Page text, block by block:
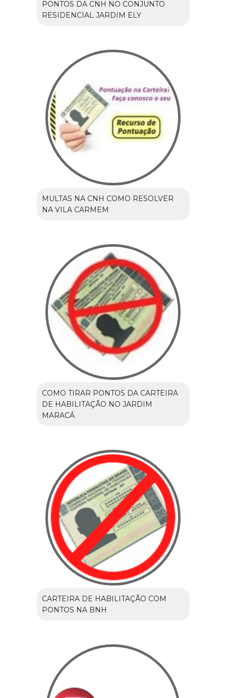
PONTOS DA CNH NO CONJUNTO
RESIDENCIAL JARDIM ELY
MULTAS NA CNH COMO RESOLVER
NA VILA CARMEM
COMO TIRAR PONTOS DA CARTEIRA
DE HABILITAÇÃO NO JARDIM
MARACÁ
CARTEIRA DE HABILITAÇÃO COM
PONTOS NA BNH